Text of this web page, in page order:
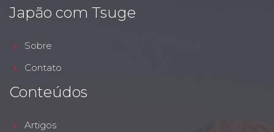
Japão com Tsuge
Sobre
Contato
Conteúdos
Artigos